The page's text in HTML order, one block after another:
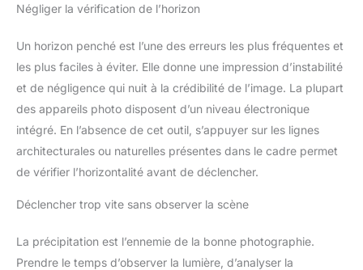
Négliger la vérification de l’horizon
Un horizon penché est l’une des erreurs les plus fréquentes et
les plus faciles à éviter. Elle donne une impression d’instabilité
et de négligence qui nuit à la crédibilité de l’image. La plupart
des appareils photo disposent d’un niveau électronique
intégré. En l’absence de cet outil, s’appuyer sur les lignes
architecturales ou naturelles présentes dans le cadre permet
de vérifier l’horizontalité avant de déclencher.
Déclencher trop vite sans observer la scène
La précipitation est l’ennemie de la bonne photographie.
Prendre le temps d’observer la lumière, d’analyser la